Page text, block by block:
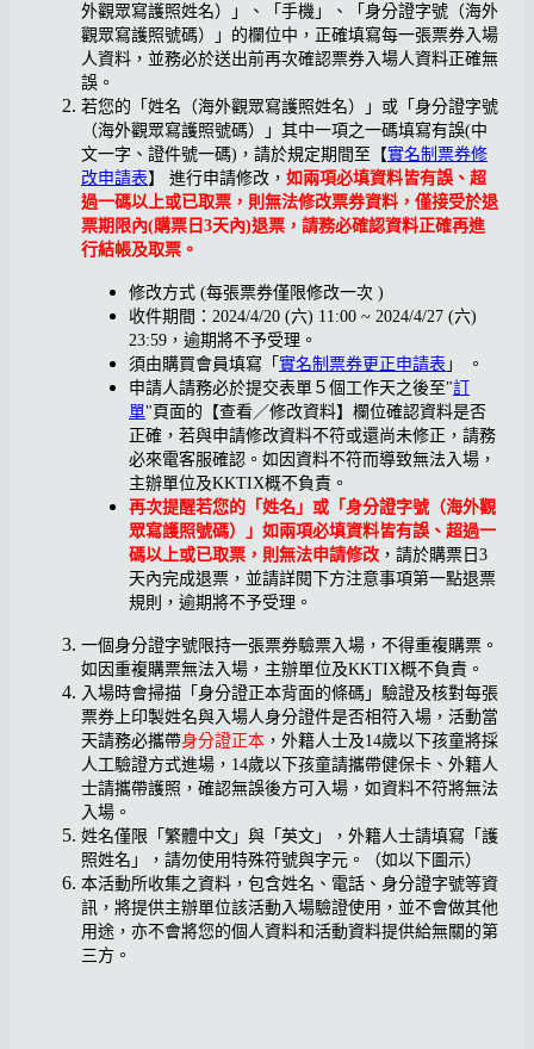
外觀眾寫護照姓名）」、「手機」、「身分證字號（海外
觀眾寫護照號碼）」的欄位中，正確填寫每一張票券入場
人資料，並務必於送出前再次確認票券入場人資料正確無
誤。
若您的「姓名（海外觀眾寫護照姓名）」或「身分證字號
（海外觀眾寫護照號碼）」其中一項之一碼填寫有誤(中
文一字、證件號一碼)，請於規定期間至【實名制票券修
改申請表】 進行申請修改， 如兩項必填資料皆有誤、超
過一碼以上或已取票，則無法修改票券資料，僅接受於退
票期限內(購票日3天內)退票，請務必確認資料正確再進
行結帳及取票。
修改方式 (每張票券僅限修改一次 )
收件期間：2024/4/20 (六) 11:00 ~ 2024/4/27 (六)
23:59，逾期將不予受理。
須由購買會員填寫「 實名制票券更正申請表 」 。
申請人請務必於提交表單５個工作天之後至"訂
單"頁面的【查看／修改資料】欄位確認資料是否
正確，若與申請修改資料不符或還尚未修正，請務
必來電客服確認。如因資料不符而導致無法入場，
主辦單位及KKTIX概不負責。
再次提醒若您的「姓名」或「身分證字號（海外觀
眾寫護照號碼）」 如兩項必填資料皆有誤、超過一
碼以上或已取票 ，則無法申請修改 ，請於購票日3
天內完成退票，並請詳閱下方注意事項第一點退票
規則，逾期將不予受理。
一個身分證字號限持一張票券驗票入場，不得重複購票。
如因重複購票無法入場，主辦單位及KKTIX概不負責。
入場時會掃描「身分證正本背面的條碼」驗證及核對每張
票券上印製姓名與入場人身分證件是否相符入場，活動當
天請務必攜帶身分證正本 ，外籍人士及14歲以下孩童將採
人工驗證方式進場，14歲以下孩童請攜帶健保卡、外籍人
士請攜帶護照，確認無誤後方可入場，如資料不符將無法
入場。
姓名僅限「繁體中文」與「英文」，外籍人士請填寫「護
照姓名」，請勿使用特殊符號與字元。（如以下圖示）
本活動所收集之資料，包含姓名、電話、身分證字號等資
訊，將提供主辦單位該活動入場驗證使用，並不會做其他
用途，亦不會將您的個人資料和活動資料提供給無關的第
三方。